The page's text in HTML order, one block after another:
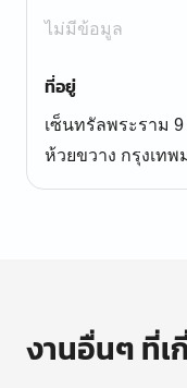
ไม่มีข้อมูล
ที่อยู่
เซ็นทรัลพระราม
ห้วยขวาง กรุงเท
งานอื่นๆ ที่เ